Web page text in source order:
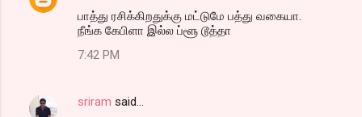
பாத்து ரசிக்கிறதுக்கு மட்டுமே பத்து வகையா.
நீங்க கேபிளா இல்ல ப்ளூ டூத்தா
7:42 PM
sriram said…